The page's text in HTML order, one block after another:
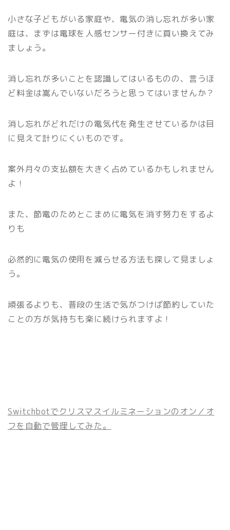
小さな子どもがいる家庭や、電気の消し忘れが多い家
庭は、まずは電球を人感センサー付きに買い換えてみ
ましょう。
消し忘れが多いことを認識してはいるものの、言うほ
ど料金は嵩んでいないだろうと思ってはいませんか？
消し忘れがどれだけの電気代を発生させているかは目
に見えて計りにくいものです。
案外月々の支払額を大きく占めているかもしれません
よ！
また、節電のためとこまめに電気を消す努力をするよ
りも
必然的に電気の使用を減らせる方法も探して見ましょ
う。
頑張るよりも、普段の生活で気がつけば節約していた
ことの方が気持ちも楽に続けられますよ！
Switchbotでクリスマスイルミネーションのオン／オ
フを自動で管理してみた。